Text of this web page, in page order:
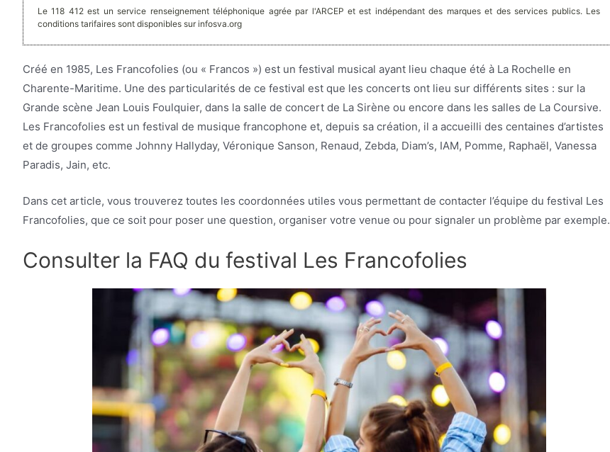
Le 118 412 est un service renseignement téléphonique agrée par l'ARCEP et est indépendant des marques et des services publics. Les
conditions tarifaires sont disponibles sur infosva.org
Créé en 1985, Les Francofolies (ou « Francos ») est un festival musical ayant lieu chaque été à La Rochelle en
Charente-Maritime. Une des particularités de ce festival est que les concerts ont lieu sur différents sites : sur la
Grande scène Jean Louis Foulquier, dans la salle de concert de La Sirène ou encore dans les salles de La Coursive.
Les Francofolies est un festival de musique francophone et, depuis sa création, il a accueilli des centaines d’artistes
et de groupes comme Johnny Hallyday, Véronique Sanson, Renaud, Zebda, Diam’s, IAM, Pomme, Raphaël, Vanessa
Paradis, Jain, etc.
Dans cet article, vous trouverez toutes les coordonnées utiles vous permettant de contacter l’équipe du festival Les
Francofolies, que ce soit pour poser une question, organiser votre venue ou pour signaler un problème par exemple.
Consulter la FAQ du festival Les Francofolies